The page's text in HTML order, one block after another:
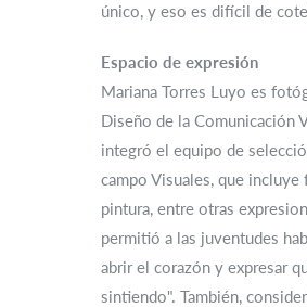
único, y eso es difícil de
Espacio de expresión
Mariana Torres Luyo es
Diseño de la Comunicación
integró el equipo de
campo Visuales, que
pintura, entre otras
permitió a las juventudes
abrir el corazón y expresar
sintiendo". También,